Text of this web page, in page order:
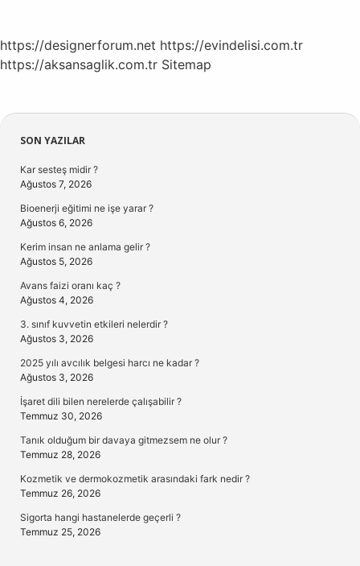
https://designerforum.net https://evindelisi.com.tr
https://aksansaglik.com.tr Sitemap
Sidebar
SON YAZILAR
Kar sesteş midir ?
Ağustos 7, 2026
Bioenerji eğitimi ne işe yarar ?
Ağustos 6, 2026
Kerim insan ne anlama gelir ?
Ağustos 5, 2026
Avans faizi oranı kaç ?
Ağustos 4, 2026
3. sınıf kuvvetin etkileri nelerdir ?
Ağustos 3, 2026
2025 yılı avcılık belgesi harcı ne kadar ?
Ağustos 3, 2026
İşaret dili bilen nerelerde çalışabilir ?
Temmuz 30, 2026
Tanık olduğum bir davaya gitmezsem ne olur ?
Temmuz 28, 2026
Kozmetik ve dermokozmetik arasındaki fark nedir ?
Temmuz 26, 2026
Sigorta hangi hastanelerde geçerli ?
Temmuz 25, 2026